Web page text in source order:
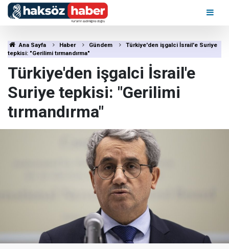
Ana Sayfa Haber Gündem
Türkiye'den işgalci İsrail'e Suriye
tepkisi: "Gerilimi tırmandırma"
Türkiye'den işgalci İsrail'e
Suriye tepkisi: "Gerilimi
tırmandırma"